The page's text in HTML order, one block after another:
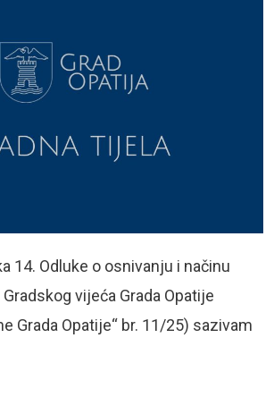
14. Odluke o osnivanju i načinu
vijeća Grada Opatije
Grada Opatije“ br. 11/25) sazivam